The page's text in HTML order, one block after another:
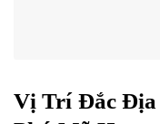
Vị Trí Đắc Địa